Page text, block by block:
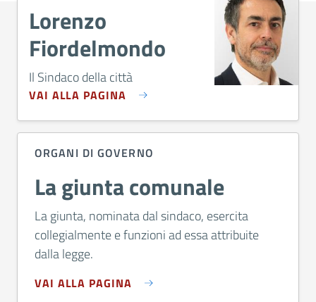
Lorenzo
Fiordelmondo
Il Sindaco della città
VAI ALLA PAGINA
ORGANI DI GOVERNO
La giunta comunale
La giunta, nominata dal sindaco, esercita
collegialmente e funzioni ad essa attribuite
dalla legge.
VAI ALLA PAGINA